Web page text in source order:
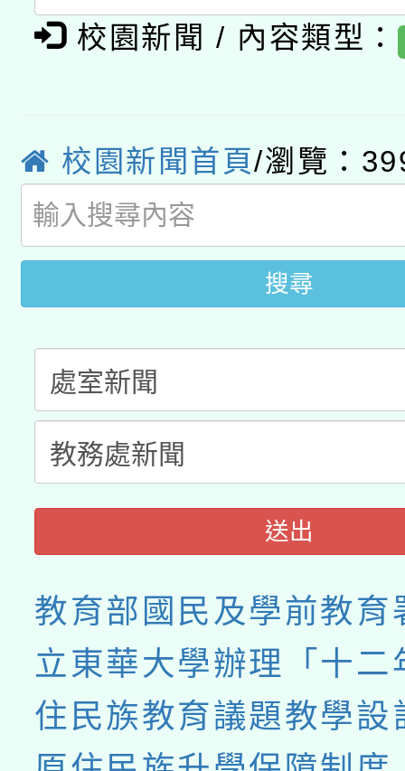
pilot」
有關大陸委員會函釋公
薪期間赴陸應申請許可
轉知經濟部水利署委託
用水績優單位及節水達
動」
桃園市孔廟祈福系列
開 智慧啟航」
2026年桃園地景藝術
校園新聞 / 內容類型：
校園新聞首頁/瀏覽：
搜尋
送出
教育部國民及學前教育
立東華大學辦理「十二
住民族教育議題教學設